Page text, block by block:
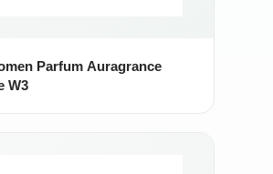
Parfum Auragrance
W3